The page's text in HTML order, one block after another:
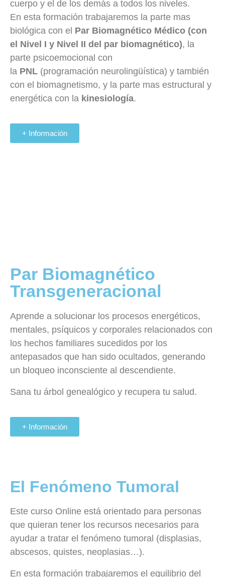
cuerpo y el de los demás a todos los niveles.
En esta formación trabajaremos la parte mas
biológica con el Par Biomagnético Médico (con
el Nivel I y Nivel II del par biomagnético), la
parte psicoemocional con
la PNL (programación neurolingüística) y también
con el biomagnetismo, y la parte mas estructural y
energética con la kinesiología.
+ Información
Par Biomagnético
Transgeneracional
Aprende a solucionar los procesos energéticos,
mentales, psíquicos y corporales relacionados con
los hechos familiares sucedidos por los
antepasados que han sido ocultados, generando
un bloqueo inconsciente al descendiente.
Sana tu árbol genealógico y recupera tu salud.
+ Información
El Fenómeno Tumoral
Este curso Online está orientado para personas
que quieran tener los recursos necesarios para
ayudar a tratar el fenómeno tumoral (displasias,
abscesos, quistes, neoplasias…).
En esta formación trabajaremos el equilibrio del